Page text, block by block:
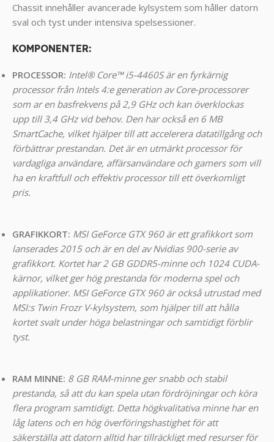
Chassit innehåller avancerade kylsystem som håller datorn
sval och tyst under intensiva spelsessioner.
KOMPONENTER:
PROCESSOR: Intel® Core™ i5-4460S är en fyrkärnig
processor från Intels 4:e generation av Core-processorer
som ar en basfrekvens på 2,9 GHz och kan överklockas
upp till 3,4 GHz vid behov. Den har också en 6 MB
SmartCache, vilket hjälper till att accelerera datatillgång och
förbättrar prestandan. Det är en utmärkt processor för
vardagliga användare, affärsanvändare och gamers som vill
ha en kraftfull och effektiv processor till ett överkomligt
pris.
GRAFIKKORT: MSI GeForce GTX 960 är ett grafikkort som
lanserades 2015 och är en del av Nvidias 900-serie av
grafikkort. Kortet har 2 GB GDDR5-minne och 1024 CUDA-
kärnor, vilket ger hög prestanda för moderna spel och
applikationer. MSI GeForce GTX 960 är också utrustad med
MSI:s Twin Frozr V-kylsystem, som hjälper till att hålla
kortet svalt under höga belastningar och samtidigt förblir
tyst.
RAM MINNE: 8 GB RAM-minne ger snabb och stabil
prestanda, så att du kan spela utan fördröjningar och köra
flera program samtidigt. Detta högkvalitativa minne har en
låg latens och en hög överföringshastighet för att
säkerställa att datorn alltid har tillräckligt med resurser för